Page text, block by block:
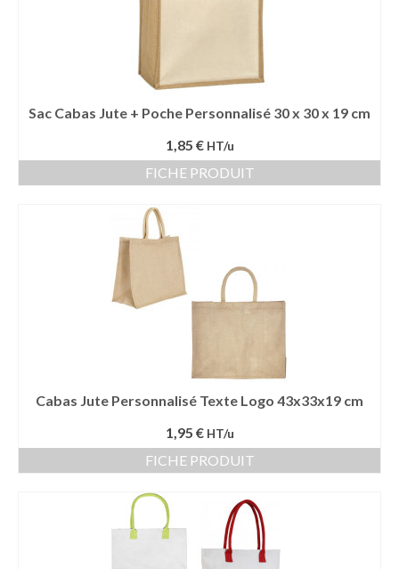
Sac Cabas Jute + Poche Personnalisé 30 x 30 x 19 cm
1,85 € HT/u
FICHE PRODUIT
Cabas Jute Personnalisé Texte Logo 43x33x19 cm
1,95 € HT/u
FICHE PRODUIT